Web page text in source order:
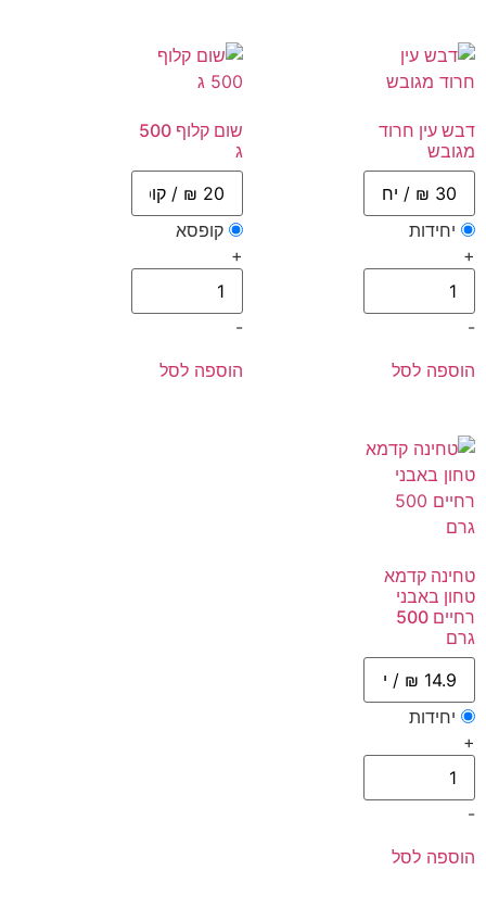
דבש עין חרוד
מגובש
יחידות
+
-
הוספה לסל
שום קלוף 500
ג
קופסא
+
-
הוספה לסל
טחינה קדמא
טחון באבני
רחיים 500
גרם
יחידות
+
-
הוספה לסל